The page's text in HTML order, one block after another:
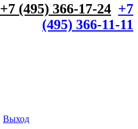
+7 (495) 366-17-24 +7
(495) 366-11-11
Выход